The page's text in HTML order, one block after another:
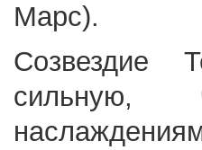
Созвездие
сильную,